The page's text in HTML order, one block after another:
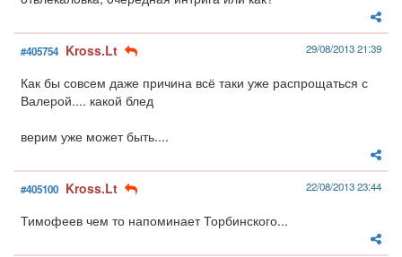
#405754 Kross.Lt 29/08/2013 21:39
Как бы совсем даже причина всё таки уже распрощаться с
Валерой.... какой блед
верим уже может быть....
#405100 Kross.Lt 22/08/2013 23:44
Тимофеев чем то напоминает Торбинского...